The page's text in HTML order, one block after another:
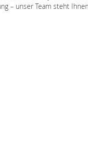
– unser Team steht